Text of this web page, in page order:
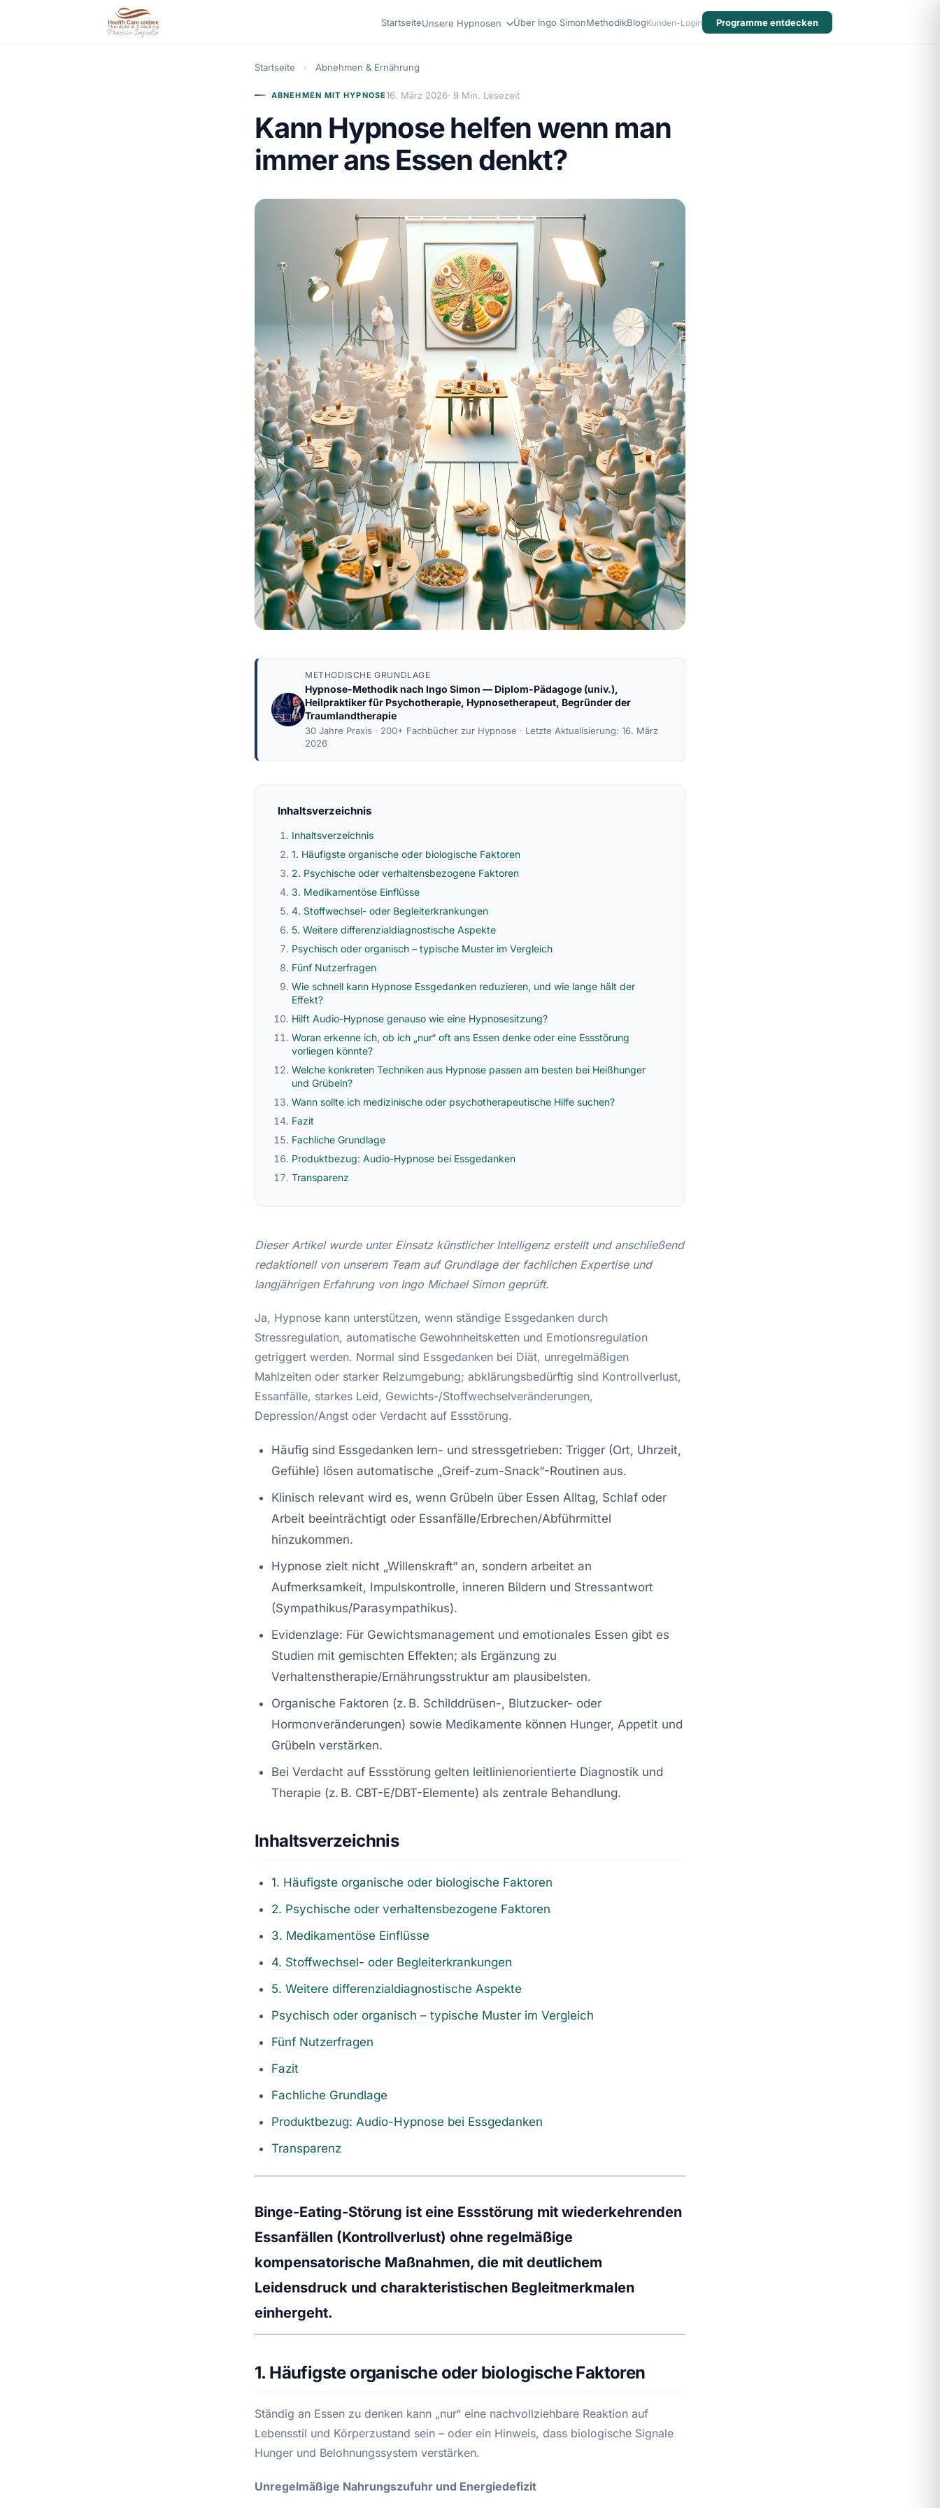
StartseiteUnsere Hypnosen Über Ingo SimonMethodikBlogKunden-Login Programme entdecken
Startseite › Abnehmen & Ernährung
ABNEHMEN MIT HYPNOSE16. März 2026· 9 Min. Lesezeit
Kann Hypnose helfen wenn man
immer ans Essen denkt?
METHODISCHE GRUNDLAGE
Hypnose-Methodik nach Ingo Simon — Diplom-Pädagoge (univ.),
Heilpraktiker für Psychotherapie, Hypnosetherapeut, Begründer der
Traumlandtherapie
30 Jahre Praxis · 200+ Fachbücher zur Hypnose · Letzte Aktualisierung: 16. März
2026
Inhaltsverzeichnis
Inhaltsverzeichnis
1. Häufigste organische oder biologische Faktoren
2. Psychische oder verhaltensbezogene Faktoren
3. Medikamentöse Einflüsse
4. Stoffwechsel- oder Begleiterkrankungen
5. Weitere differenzialdiagnostische Aspekte
Psychisch oder organisch – typische Muster im Vergleich
Fünf Nutzerfragen
Wie schnell kann Hypnose Essgedanken reduzieren, und wie lange hält der
Effekt?
Hilft Audio-Hypnose genauso wie eine Hypnosesitzung?
Woran erkenne ich, ob ich „nur“ oft ans Essen denke oder eine Essstörung
vorliegen könnte?
Welche konkreten Techniken aus Hypnose passen am besten bei Heißhunger
und Grübeln?
Wann sollte ich medizinische oder psychotherapeutische Hilfe suchen?
Fazit
Fachliche Grundlage
Produktbezug: Audio-Hypnose bei Essgedanken
Transparenz
Dieser Artikel wurde unter Einsatz künstlicher Intelligenz erstellt und anschließend
redaktionell von unserem Team auf Grundlage der fachlichen Expertise und
langjährigen Erfahrung von Ingo Michael Simon geprüft.
Ja, Hypnose kann unterstützen, wenn ständige Essgedanken durch
Stressregulation, automatische Gewohnheitsketten und Emotionsregulation
getriggert werden. Normal sind Essgedanken bei Diät, unregelmäßigen
Mahlzeiten oder starker Reizumgebung; abklärungsbedürftig sind Kontrollverlust,
Essanfälle, starkes Leid, Gewichts-/Stoffwechselveränderungen,
Depression/Angst oder Verdacht auf Essstörung.
Häufig sind Essgedanken lern- und stressgetrieben: Trigger (Ort, Uhrzeit,
Gefühle) lösen automatische „Greif-zum-Snack“-Routinen aus.
Klinisch relevant wird es, wenn Grübeln über Essen Alltag, Schlaf oder
Arbeit beeinträchtigt oder Essanfälle/Erbrechen/Abführmittel
hinzukommen.
Hypnose zielt nicht „Willenskraft“ an, sondern arbeitet an
Aufmerksamkeit, Impulskontrolle, inneren Bildern und Stressantwort
(Sympathikus/Parasympathikus).
Evidenzlage: Für Gewichtsmanagement und emotionales Essen gibt es
Studien mit gemischten Effekten; als Ergänzung zu
Verhaltenstherapie/Ernährungsstruktur am plausibelsten.
Organische Faktoren (z. B. Schilddrüsen-, Blutzucker- oder
Hormonveränderungen) sowie Medikamente können Hunger, Appetit und
Grübeln verstärken.
Bei Verdacht auf Essstörung gelten leitlinienorientierte Diagnostik und
Therapie (z. B. CBT-E/DBT-Elemente) als zentrale Behandlung.
Inhaltsverzeichnis
1. Häufigste organische oder biologische Faktoren
2. Psychische oder verhaltensbezogene Faktoren
3. Medikamentöse Einflüsse
4. Stoffwechsel- oder Begleiterkrankungen
5. Weitere differenzialdiagnostische Aspekte
Psychisch oder organisch – typische Muster im Vergleich
Fünf Nutzerfragen
Fazit
Fachliche Grundlage
Produktbezug: Audio-Hypnose bei Essgedanken
Transparenz
Binge-Eating-Störung ist eine Essstörung mit wiederkehrenden
Essanfällen (Kontrollverlust) ohne regelmäßige
kompensatorische Maßnahmen, die mit deutlichem
Leidensdruck und charakteristischen Begleitmerkmalen
einhergeht.
1. Häufigste organische oder biologische Faktoren
Ständig an Essen zu denken kann „nur“ eine nachvollziehbare Reaktion auf
Lebensstil und Körperzustand sein – oder ein Hinweis, dass biologische Signale
Hunger und Belohnungssystem verstärken.
Unregelmäßige Nahrungszufuhr und Energiedefizit